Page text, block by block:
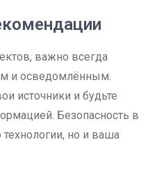
важно всегда
и осведомлённым.
источники и будьте
Безопасность в
но и ваша